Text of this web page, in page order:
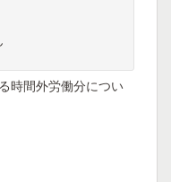
時間外労働分につい